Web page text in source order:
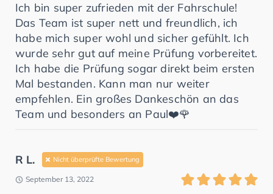
Ich bin super zufrieden mit der Fahrschule!
Das Team ist super nett und freundlich, ich
habe mich super wohl und sicher gefühlt. Ich
wurde sehr gut auf meine Prüfung vorbereitet.
Ich habe die Prüfung sogar direkt beim ersten
Mal bestanden. Kann man nur weiter
empfehlen. Ein großes Dankeschön an das
Team und besonders an Paul❤️🌹
R L. Nicht überprüfte Bewertung
September 13, 2022